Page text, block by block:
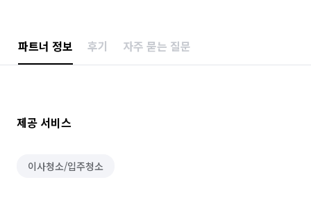
파트너 정보 후기 자주 묻는 질문
제공 서비스
이사청소/입주청소